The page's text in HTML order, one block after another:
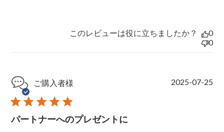
このレビューは役に立ちましたか？
0
0
ご購入者様
パートナーへのプレゼントに
P
2025-07-25